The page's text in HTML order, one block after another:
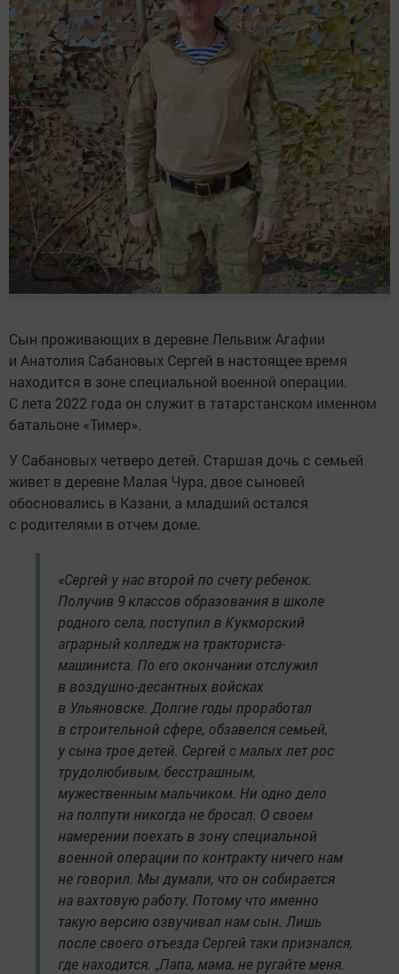
Сын проживающих в деревне Лельвиж Агафии
и Анатолия Сабановых Сергей в настоящее время
находится в зоне специальной военной операции.
С лета 2022 года он служит в татарстанском именном
батальоне «Тимер».
У Сабановых четверо детей. Старшая дочь с семьей
живет в деревне Малая Чура, двое сыновей
обосновались в Казани, а младший остался
с родителями в отчем доме.
«Сергей у нас второй по счету ребенок.
Получив 9 классов образования в школе
родного села, поступил в Кукморский
аграрный колледж на тракториста-
машиниста. По его окончании отслужил
в воздушно-десантных войсках
в Ульяновске. Долгие годы проработал
в строительной сфере, обзавелся семьей,
у сына трое детей. Сергей с малых лет рос
трудолюбивым, бесстрашным,
мужественным мальчиком. Ни одно дело
на полпути никогда не бросал. О своем
намерении поехать в зону специальной
военной операции по контракту ничего нам
не говорил. Мы думали, что он собирается
на вахтовую работу. Потому что именно
такую версию озвучивал нам сын. Лишь
после своего отъезда Сергей таки признался,
где находится. „Папа, мама, не ругайте меня.